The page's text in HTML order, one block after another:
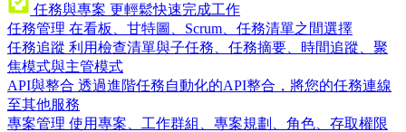
任務與專案 更輕鬆快速完成工作
任務管理 在看板、甘特圖、Scrum、任務清單之間選擇
任務追蹤 利用檢查清單與子任務、任務摘要、時間追蹤、聚
焦模式與主管模式
API與整合 透過進階任務自動化的API整合，將您的任務連線
至其他服務
專案管理 使用專案、工作群組、專案規劃、角色、存取權限